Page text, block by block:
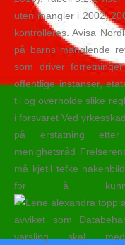
uten mangler i 2002,
kontrolleres. Avisa
på barns manglende
som driver
offentlige instanser,
til og overholde slike
i forsvaret Ved
på erstatning etter
menighetsråd
må kjetil tefke
for å
avviket som
varsling skal